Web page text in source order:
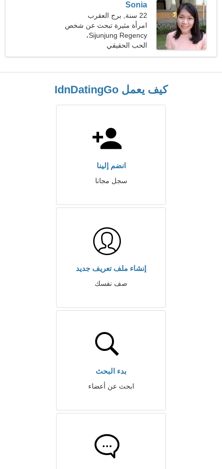
Sonia
22 سنة, برج العقرب
امرأة مثيرة تبحث عن شخص
مثلك
Sijunjung Regency،
إندونيسيا
الحب الحقيقي
كيف يعمل IdnDatingGo
انضم إلينا
سجل مجانا
إنشاء ملف تعريف جديد
صف نفسك
بدء البحث
ابحث عن أعضاء